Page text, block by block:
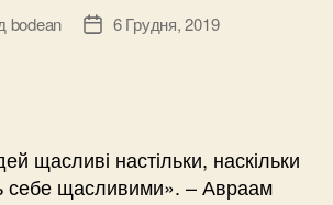
bodean
Дата6 Грудня, 2019
щасливі настільки, наскільки
себе щасливими». – Авраам